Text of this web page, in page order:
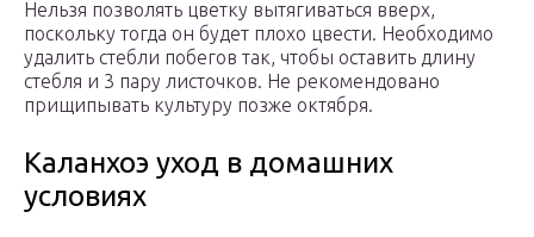
Нельзя позволять цветку вытягиваться вверх,
поскольку тогда он будет плохо цвести. Необходимо
удалить стебли побегов так, чтобы оставить длину
стебля и 3 пару листочков. Не рекомендовано
прищипывать культуру позже октября.
Каланхоэ уход в домашних
условиях